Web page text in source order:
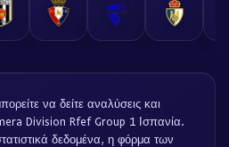
να δείτε αναλύσεις και
Division Rfef Group 1 Ισπανία.
δεδομένα, η φόρμα των